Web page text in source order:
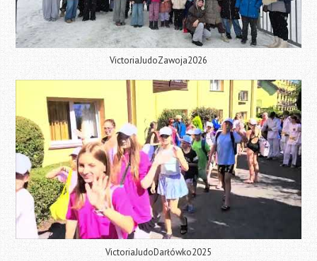
VictoriaJudoZawoja2026
VictoriaJudoDarłówko2025